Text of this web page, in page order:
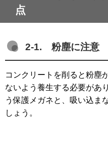
点
2-1. 粉塵に注意
コンクリートを削ると粉塵
ないよう養生する必要があ
う保護メガネと、吸い込ま
しょう。